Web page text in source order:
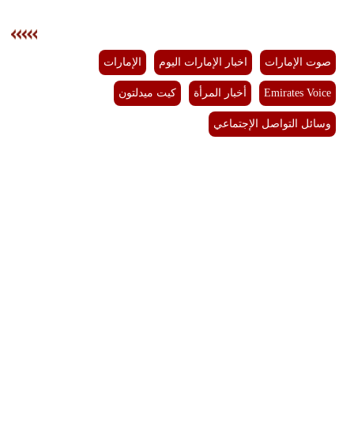
صوت الإمارات اخبار الإمارات اليوم الإمارات
Emirates Voice أخبار المرأة كيت ميدلتون
وسائل التواصل الإجتماعي